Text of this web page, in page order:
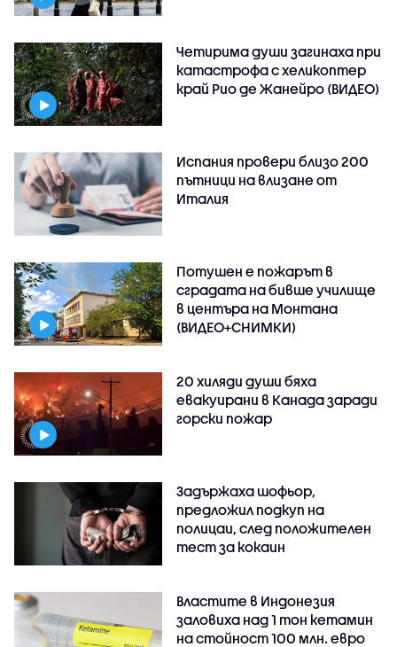
Четирима души загинаха при
катастрофа с хеликоптер
край Рио де Жанейро (ВИДЕО)
Испания провери близо 200
пътници на влизане от
Италия
Потушен е пожарът в
сградата на бивше училище
в центъра на Монтана
(ВИДЕО+СНИМКИ)
20 хиляди души бяха
евакуирани в Канада заради
горски пожар
Задържаха шофьор,
предложил подкуп на
полицаи, след положителен
тест за кокаин
Властите в Индонезия
заловиха над 1 тон кетамин
на стойност 100 млн. евро